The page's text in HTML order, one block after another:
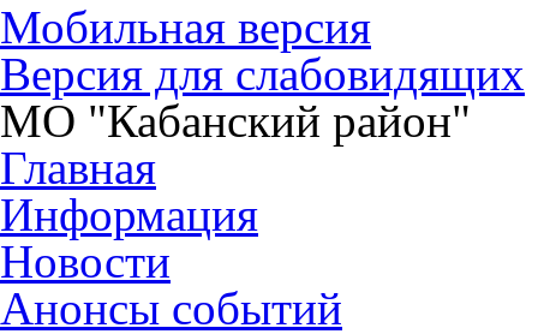
Мобильная версия
Версия для слабовидящих
МО "Кабанский район"
Главная
Информация
Новости
Анонсы событий